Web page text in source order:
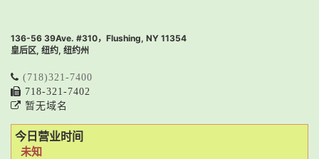
136-56 39Ave. #310，Flushing, NY 11354
皇后区, 纽约, 纽约州
(718)321-7400
718-321-7402
暂无域名
今日营业时间
未知